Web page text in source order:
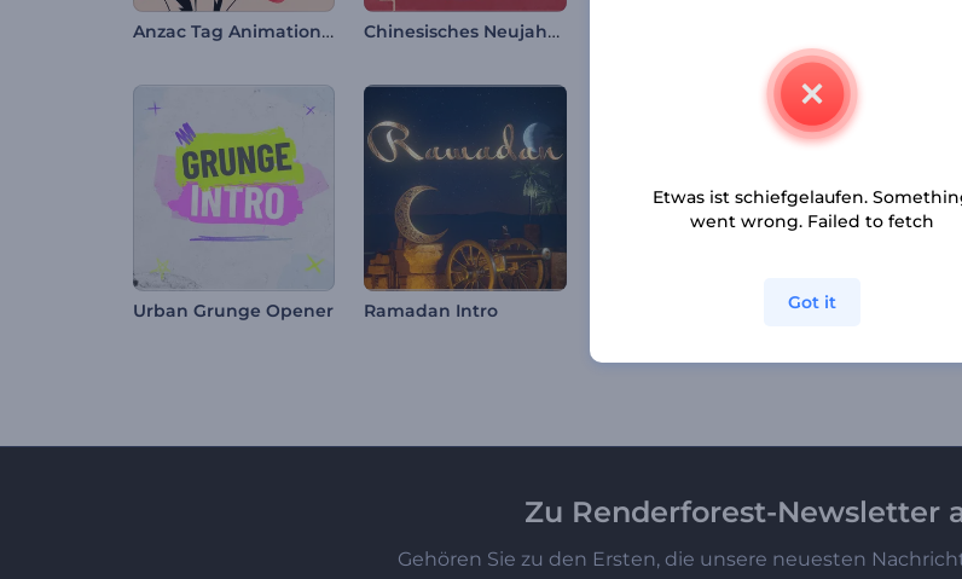
Anzac Tag Animationen Chinesisches Neujahrsfest
Urban Grunge Opener Ramadan Intro Heiligabend Animationen
Zu Renderforest-Newsletter
Gehören Sie zu den Ersten, die unsere neuesten
Etwas ist schiefgelaufen.
went wrong. Failed to fetch
Got it